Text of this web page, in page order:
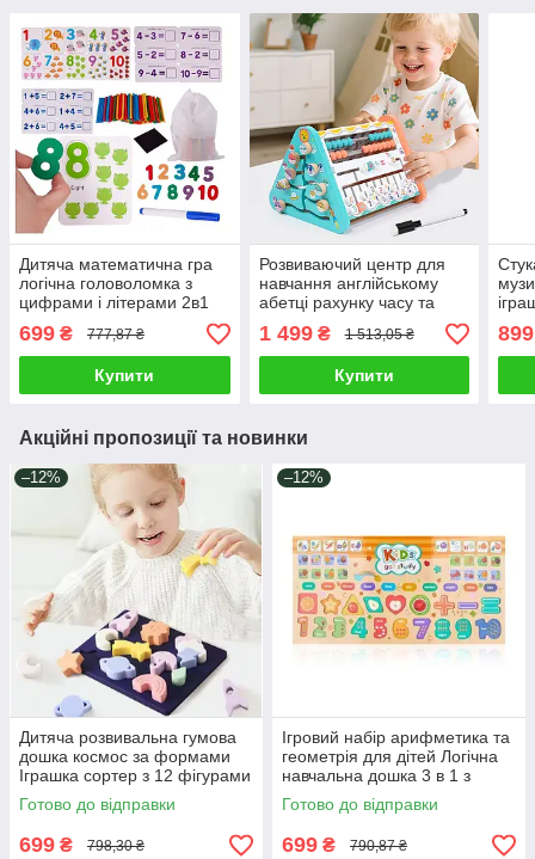
Дитяча математична гра
логічна головоломка з
цифрами і літерами 2в1
кольорові палички
699 ₴ 777,87 ₴
Купити
Розвиваючий центр для
навчання англійському
абетці рахунку часу та
малювальна дошка
пальчиковий лабіринт
1 499₴ 1 513,05 ₴
Купити
899
Акційні пропозиції та новинки
–12%
Дитяча розвивальна гумова
дошка космос за формами
Іграшка сортер з 12 фігурами
штампи для малюків
Готово до відправки
699 ₴ 798,30 ₴
–12%
Ігровий набір арифметика та
геометрія для дітей Логічна
навчальна дошка 3 в 1 з
магнітною риболовлею з
вудкою з наклейками
Готово до відправки
699 ₴ 790,87 ₴